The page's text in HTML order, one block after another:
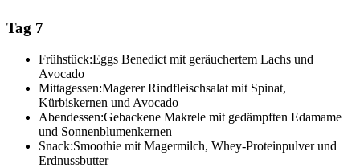
Tag 7
Frühstück:Eggs Benedict mit geräuchertem Lachs und
Avocado
Mittagessen:Magerer Rindfleischsalat mit Spinat,
Kürbiskernen und Avocado
Abendessen:Gebackene Makrele mit gedämpften Edamame
und Sonnenblumenkernen
Snack:Smoothie mit Magermilch, Whey-Proteinpulver und
Erdnussbutter